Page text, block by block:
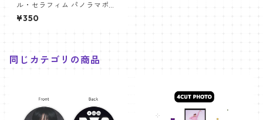
ル・セラフィム パノラマポス
ター (LE SSERAFIM Poster) 7
00*330mm 【Huh Yunjin-0
¥350
同じカテゴリの商品